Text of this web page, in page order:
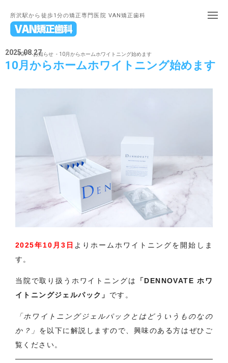
所沢駅から徒歩1分の矯正専門医院 VAN矯正歯科
TOP お知らせ 10月からホームホワイトニング始めます
2025.08.27
10月からホームホワイトニング始めます
2025年10月3日 よりホームホワイトニングを開始しま
す。
当院で取り扱うホワイトニングは
「DENNOVATE ホワ
イトニングジェルパック」 です。
「ホワイトニングジェルパックとはどういうものなの
か？」 を以下に解説しますので、興味のある方はぜひご
覧ください。